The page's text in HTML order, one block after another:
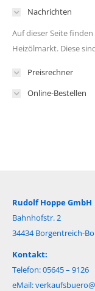
Nachrichten
Auf dieser Seite
Heizölmarkt. Diese
Preisrechner
Online-Bestellen
Rudolf Hoppe GmbH
Bahnhofstr. 2
34434 Borgentreich-
Kontakt:
Telefon: 05645 – 9126
eMail: